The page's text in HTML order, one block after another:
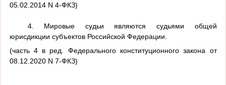
05.02.2014 N 4-ФКЗ)
4. Мировые судьи являются судьями общей
юрисдикции субъектов Российской Федерации.
(часть 4 в ред. Федерального конституционного закона от
08.12.2020 N 7-ФКЗ)